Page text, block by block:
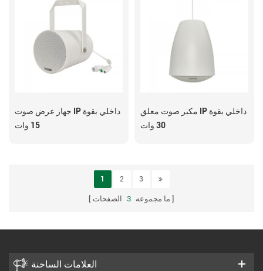
جهاز عرض صوت IP داخلي بقوة
15 وات
مكبر صوت معلق IP داخلي بقوة
30 وات
1 2 3
ما مجموعه 3 الصفحات
العلامات الساخنة